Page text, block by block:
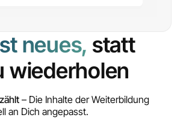
neues, statt
wiederholen
– Die Inhalte der Weiterbildung
an Dich angepasst.